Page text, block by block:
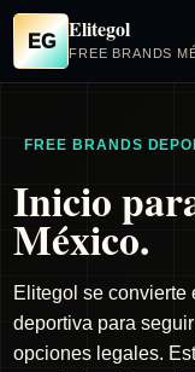
EG Elitegol
FREE BRANDS
FREE BRANDS
Inicio
México.
Elitegol se convierte
deportiva para
opciones legales.